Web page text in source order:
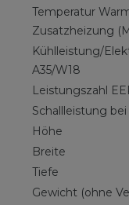
Temperatur
Zusatzheizung
Kühlleistung/
A35/W18
Leistungszahl
Schallleistung bei
Höhe
Breite
Tiefe
Gewicht (ohne